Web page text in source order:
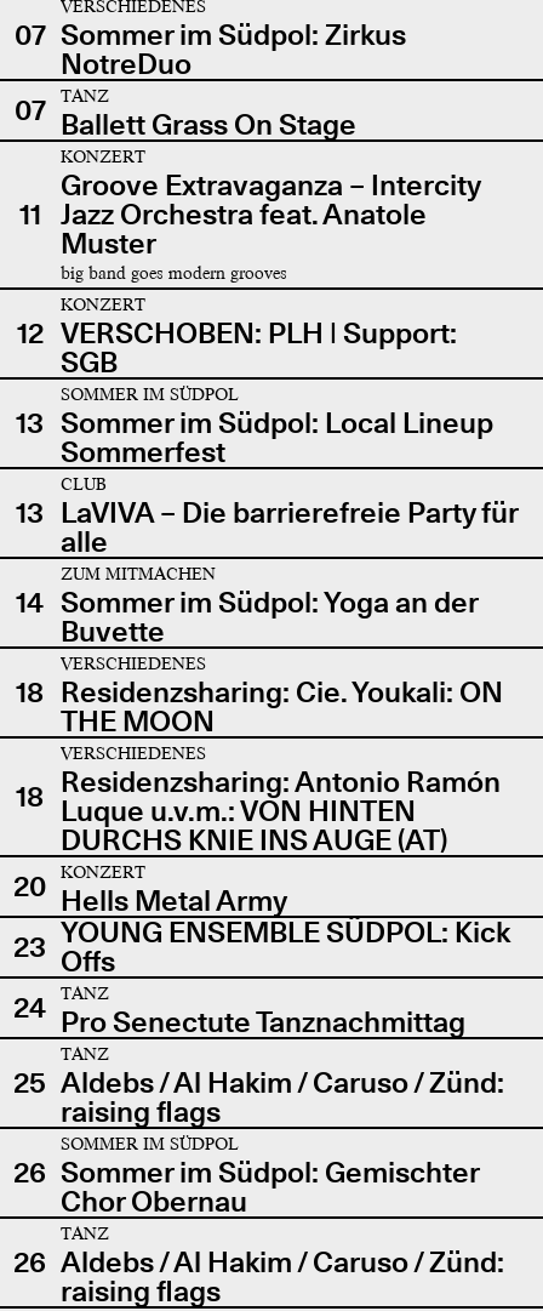
07
VERSCHIEDENES
Sommer im Südpol: Zirkus
NotreDuo
07
TANZ
Ballett Grass On Stage
11
KONZERT
Groove Extravaganza – Intercity
Jazz Orchestra feat. Anatole
Muster
big band goes modern grooves
12
KONZERT
VERSCHOBEN: PLH | Support:
SGB
13
SOMMER IM SÜDPOL
Sommer im Südpol: Local Lineup
Sommerfest
13
CLUB
LaVIVA – Die barrierefreie Party für
alle
14
ZUM MITMACHEN
Sommer im Südpol: Yoga an der
Buvette
18
VERSCHIEDENES
Residenzsharing: Cie. Youkali: ON
THE MOON
18
VERSCHIEDENES
Residenzsharing: Antonio Ramón
Luque u.v.m.: VON HINTEN
DURCHS KNIE INS AUGE (AT)
20
KONZERT
Hells Metal Army
23 YOUNG ENSEMBLE SÜDPOL: Kick
Offs
24
TANZ
Pro Senectute Tanznachmittag
25
TANZ
Aldebs / Al Hakim / Caruso / Zünd:
raising flags
26
SOMMER IM SÜDPOL
Sommer im Südpol: Gemischter
Chor Obernau
26
TANZ
Aldebs / Al Hakim / Caruso / Zünd:
raising flags